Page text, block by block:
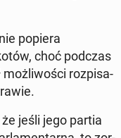
popiera
choć podczas
możli­woś­ci rozpisa­
jeśli jego partia